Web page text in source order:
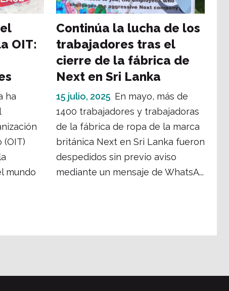
OIT:
ha
(OIT)
mundo
Continúa la lucha de los
trabajadores tras el
cierre de la fábrica de
Next en Sri Lanka
15 julio, 2025 En mayo, más de
1400 trabajadores y trabajadoras
de la fábrica de ropa de la marca
británica Next en Sri Lanka fueron
despedidos sin previo aviso
mediante un mensaje de WhatsA...